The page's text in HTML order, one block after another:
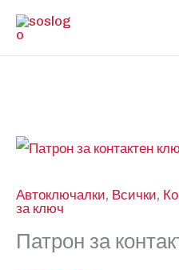
Skip
Автоключалки, Всички,
за ключ
Патрон за